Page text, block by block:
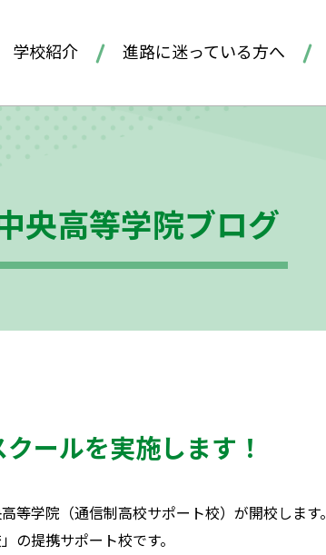
学校紹介 進路に迷っている方へ
央高等学院ブログ
ールを実施します！
等学院（通信制高校サポート校）が開校します。
の提携サポート校です。